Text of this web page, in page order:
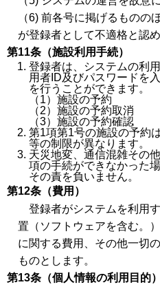
（6) 前各号に掲げるものの
が登録者として不適格と認め
第11条（施設利用手続）
登録者は、システムの利
用者ID及びパスワードを
を行うことができます。
（1）施設の予約
（2）施設の予約取消
（3）施設の予約確認
第1項第1号の施設の予約
等の制限が異なります。
天災地変、通信混雑その
項の手続ができなかった
その責を負いません。
第12条（費用）
登録者がシステムを利用
置（ソフトウェアを含む。
に関する費用、その他一切
ものとします。
第13条（個人情報の利用目的）